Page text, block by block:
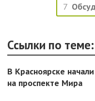
7
Ссылки по теме:
В Красноярске
на проспекте Мира